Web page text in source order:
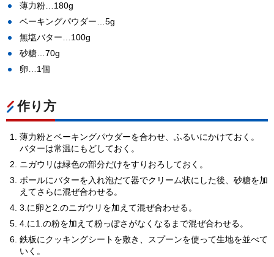
薄力粉…180g
ベーキングパウダー…5g
無塩バター…100g
砂糖…70g
卵…1個
作り方
薄力粉とベーキングパウダーを合わせ、ふるいにかけておく。
バターは常温にもどしておく。
ニガウリは緑色の部分だけをすりおろしておく。
ボールにバターを入れ泡だて器でクリーム状にした後、砂糖を加
えてさらに混ぜ合わせる。
3.に卵と2.のニガウリを加えて混ぜ合わせる。
4.に1.の粉を加えて粉っぽさがなくなるまで混ぜ合わせる。
鉄板にクッキングシートを敷き、スプーンを使って生地を並べて
いく。